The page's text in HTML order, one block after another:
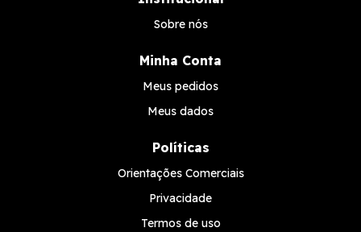
Sobre nós
Minha Conta
Meus pedidos
Meus dados
Políticas
Orientações Comerciais
Privacidade
Termos de uso